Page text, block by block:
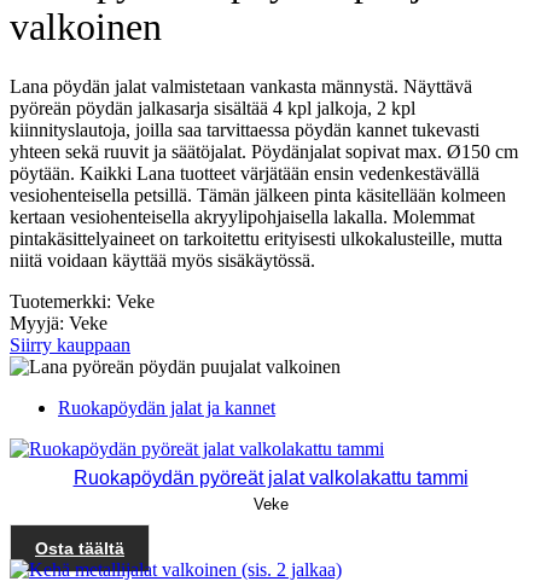
valkoinen
Lana pöydän jalat valmistetaan vankasta männystä. Näyttävä
pyöreän pöydän jalkasarja sisältää 4 kpl jalkoja, 2 kpl
kiinnityslautoja, joilla saa tarvittaessa pöydän kannet tukevasti
yhteen sekä ruuvit ja säätöjalat. Pöydänjalat sopivat max. Ø150 cm
pöytään. Kaikki Lana tuotteet värjätään ensin vedenkestävällä
vesiohenteisella petsillä. Tämän jälkeen pinta käsitellään kolmeen
kertaan vesiohenteisella akryylipohjaisella lakalla. Molemmat
pintakäsittelyaineet on tarkoitettu erityisesti ulkokalusteille, mutta
niitä voidaan käyttää myös sisäkäytössä.
Tuotemerkki: Veke
Myyjä: Veke
Siirry kauppaan
Ruokapöydän jalat ja kannet
Ruokapöydän pyöreät jalat valkolakattu tammi
Veke
Osta täältä